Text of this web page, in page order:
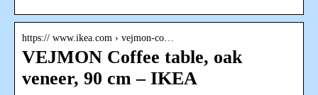
https:// www.ikea.com › vejmon-co…
VEJMON Coffee table, oak
veneer, 90 cm – IKEA